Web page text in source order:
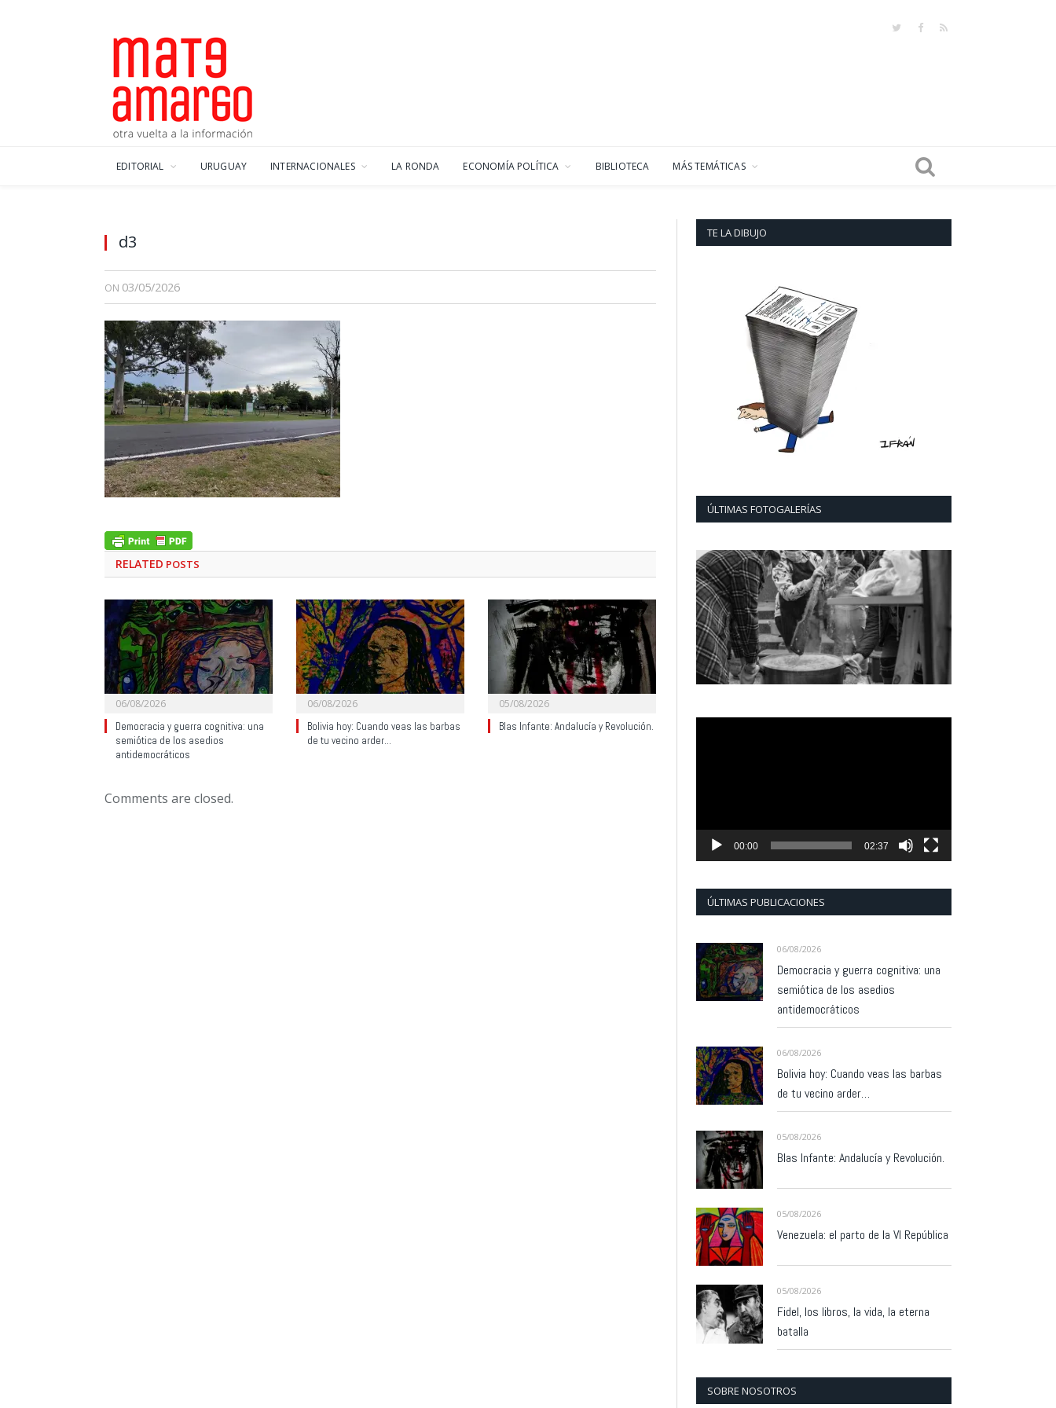
TwitterFacebook
RSS
EDITORIAL URUGUAY INTERNACIONALES LA RONDA ECONOMÍA POLÍTICA BIBLIOTECA MÁS TEMÁTICAS
d3
ON 03/05/2026
RELATED POSTS
06/08/2026
Democracia y guerra cognitiva: una
semiótica de los asedios
antidemocráticos
06/08/2026
Bolivia hoy: Cuando veas las barbas
de tu vecino arder…
05/08/2026
Blas Infante: Andalucía y Revolución.
Comments are closed.
TE LA DIBUJO
ÚLTIMAS FOTOGALERÍAS
00:00 02:37
ÚLTIMAS PUBLICACIONES
06/08/2026
Democracia y guerra cognitiva: una
semiótica de los asedios
antidemocráticos
06/08/2026
Bolivia hoy: Cuando veas las barbas
de tu vecino arder…
05/08/2026
Blas Infante: Andalucía y Revolución.
05/08/2026
Venezuela: el parto de la VI República
05/08/2026
Fidel, los libros, la vida, la eterna
batalla
SOBRE NOSOTROS